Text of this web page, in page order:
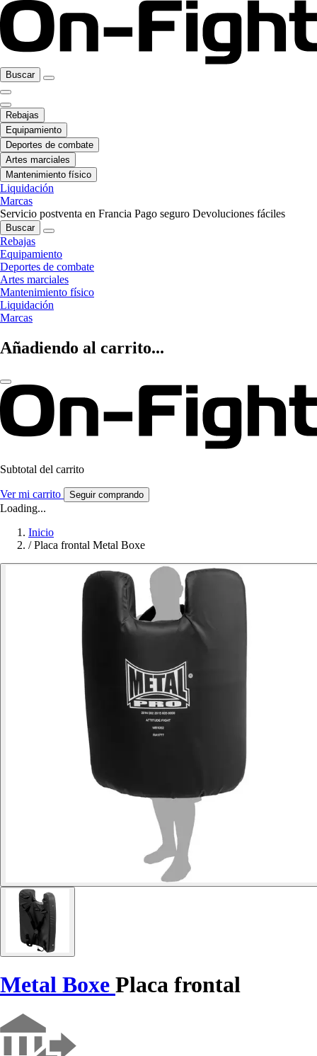
Buscar
Rebajas
Equipamiento
Deportes de combate
Artes marciales
Mantenimiento físico
Liquidación
Marcas
Servicio postventa en Francia Pago seguro Devoluciones fáciles
Buscar
Rebajas
Equipamiento
Deportes de combate
Artes marciales
Mantenimiento físico
Liquidación
Marcas
Añadiendo al carrito...
Subtotal del carrito
Ver mi carrito Seguir comprando
Loading...
Inicio
/ Placa frontal Metal Boxe
Metal Boxe Placa frontal